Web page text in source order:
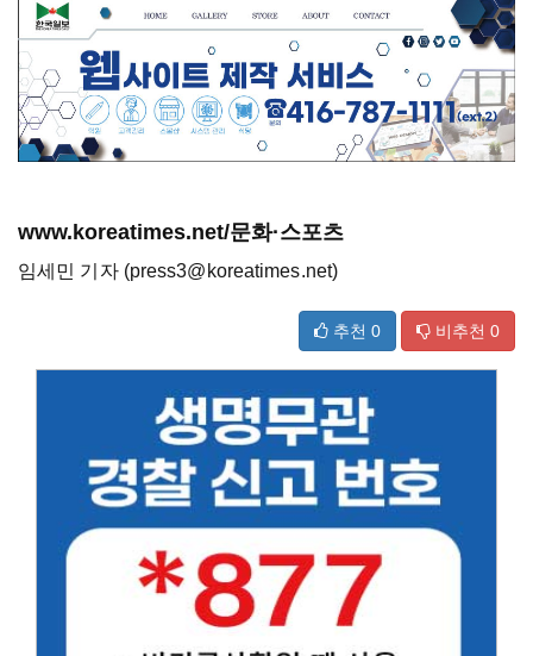
www.koreatimes.net/문화·스포츠
임세민 기자 (press3@koreatimes.net)
추천 0 비추천 0